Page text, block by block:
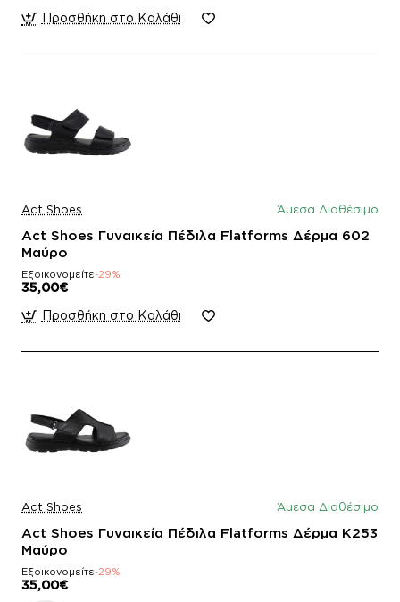
Προσθήκη στο Καλάθι
Act Shoes Άμεσα Διαθέσιμο
Act Shoes Γυναικεία Πέδιλα Flatforms Δέρμα 602
Μαύρο
Εξοικονομείτε-29%
35,00€
Προσθήκη στο Καλάθι
Act Shoes Άμεσα Διαθέσιμο
Act Shoes Γυναικεία Πέδιλα Flatforms Δέρμα K253
Μαύρο
Εξοικονομείτε-29%
35,00€